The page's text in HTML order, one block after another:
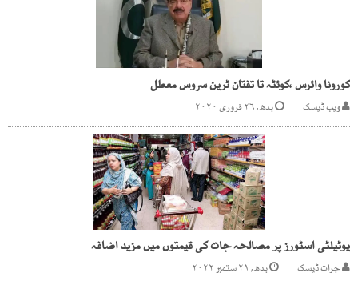
کورونا وائرس ،کوئٹہ تا تفتان ٹرین سروس معطل
ویب ڈیسک بدھ, ۲۶ فروری ۲۰۲۰
یوٹیلٹی اسٹورز پر مصالحہ جات کی قیمتوں میں مزید اضافہ
جرات ڈیسک بدھ, ۲۱ ستمبر ۲۰۲۲